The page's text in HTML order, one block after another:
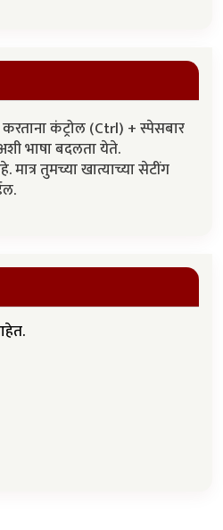
कंट्रोल (Ctrl) + स्पेसबार
भाषा बदलता येते.
तुमच्या खात्याच्या सेटींग